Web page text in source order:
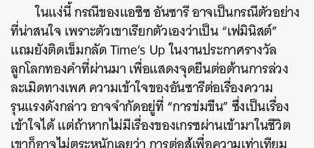
ในแง่นี้ กรณีของแอซิซ อันซารี อาจเป็นกรณีตัวอย่าง
ที่น่าสนใจ เพราะตัวเขาเรียกตัวเองว่าเป็น “เฟมินิสต์”
แถมยังติดเข็มกลัด Time’s Up ในงานประกาศรางวัล
ลูกโลกทองคำที่ผ่านมา เพื่อแสดงจุดยืนต่อต้านการล่วง
ละเมิดทางเพศ ความเข้าใจของอันซารีต่อเรื่องความ
รุนแรงดังกล่าว อาจจำกัดอยู่ที่ “การข่มขืน”​ ซึ่งเป็นเรื่อง
เข้าใจได้ แต่ถ้าหากไม่มีเรื่องของเกรซผ่านเข้ามาในชีวิต